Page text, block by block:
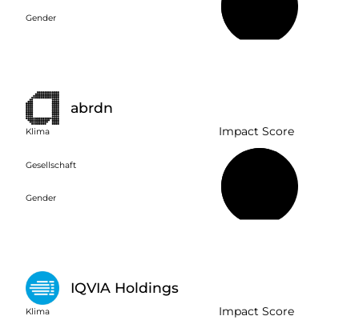
Gender
abrdn
Klima
Gesellschaft
Gender
Impact Score
IQVIA Holdings
Klima Impact Score